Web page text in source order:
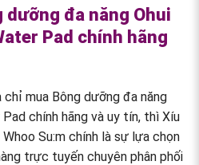
dưỡng đa năng Ohui
Pad chính hãng
mua Bông dưỡng đa năng
chính hãng và uy tín, thì Xíu
Su:m chính là sự lựa chọn
trực tuyến chuyên phân phối